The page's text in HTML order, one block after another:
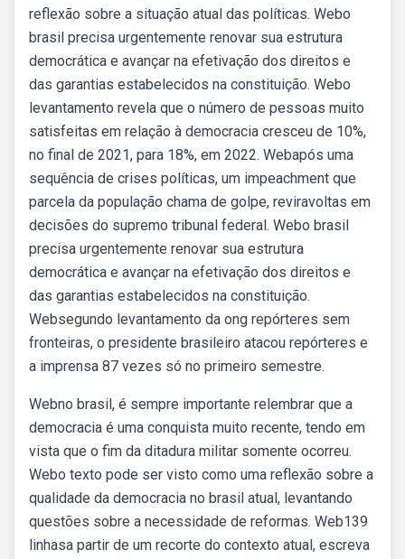
reflexão sobre a situação atual das políticas. Webo
brasil precisa urgentemente renovar sua estrutura
democrática e avançar na efetivação dos direitos e
das garantias estabelecidos na constituição. Webo
levantamento revela que o número de pessoas muito
satisfeitas em relação à democracia cresceu de 10%,
no final de 2021, para 18%, em 2022. Webapós uma
sequência de crises políticas, um impeachment que
parcela da população chama de golpe, reviravoltas em
decisões do supremo tribunal federal. Webo brasil
precisa urgentemente renovar sua estrutura
democrática e avançar na efetivação dos direitos e
das garantias estabelecidos na constituição.
Websegundo levantamento da ong repórteres sem
fronteiras, o presidente brasileiro atacou repórteres e
a imprensa 87 vezes só no primeiro semestre.
Webno brasil, é sempre importante relembrar que a
democracia é uma conquista muito recente, tendo em
vista que o fim da ditadura militar somente ocorreu.
Webo texto pode ser visto como uma reflexão sobre a
qualidade da democracia no brasil atual, levantando
questões sobre a necessidade de reformas. Web139
linhasa partir de um recorte do contexto atual, escreva